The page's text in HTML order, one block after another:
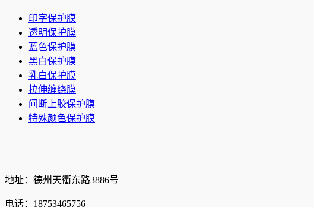
印字保护膜
透明保护膜
蓝色保护膜
黑白保护膜
乳白保护膜
拉伸缠绕膜
间断上胶保护膜
特殊颜色保护膜
地址：德州天衢东路3886号
电话：18753465756